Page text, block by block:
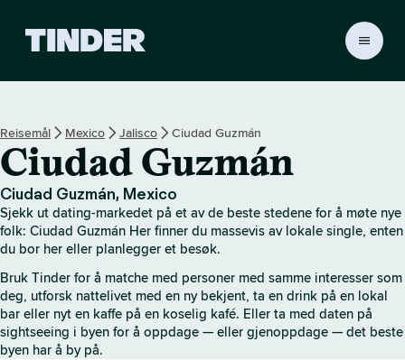
r
s
h
j
e
m
m
s
i
d
e
Reisemål Mexico Jalisco Ciudad Guzmán
Ciudad Guzmán
Ciudad Guzmán, Mexico
Sjekk ut dating-markedet på et av de beste stedene for å møte nye
folk: Ciudad Guzmán Her finner du massevis av lokale single, enten
du bor her eller planlegger et besøk.
Bruk Tinder for å matche med personer med samme interesser som
deg, utforsk nattelivet med en ny bekjent, ta en drink på en lokal
bar eller nyt en kaffe på en koselig kafé. Eller ta med daten på
sightseeing i byen for å oppdage — eller gjenoppdage — det beste
byen har å by på.